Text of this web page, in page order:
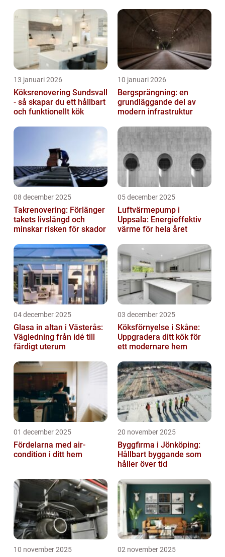
13 januari 2026
Köksrenovering Sundsvall
- så skapar du ett hållbart
och funktionellt kök
10 januari 2026
Bergsprängning: en
grundläggande del av
modern infrastruktur
08 december 2025
Takrenovering: Förlänger
takets livslängd och
minskar risken för skador
05 december 2025
Luftvärmepump i
Uppsala: Energieffektiv
värme för hela året
04 december 2025
Glasa in altan i Västerås:
Vägledning från idé till
färdigt uterum
03 december 2025
Köksförnyelse i Skåne:
Uppgradera ditt kök för
ett modernare hem
01 december 2025
Fördelarna med air-
condition i ditt hem
20 november 2025
Byggfirma i Jönköping:
Hållbart byggande som
håller över tid
10 november 2025 02 november 2025